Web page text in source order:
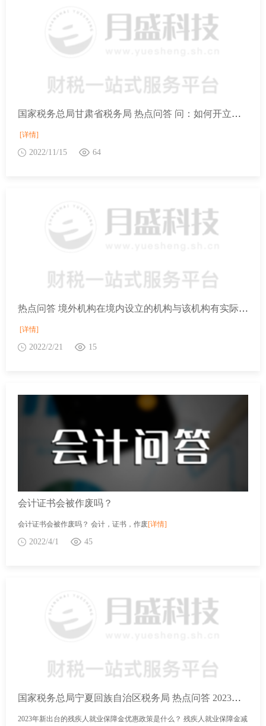
国家税务总局甘肃省税务局 热点问答 问：如何开立个人养老金资金账户？
[详情]
2022/11/15 64
热点问答 境外机构在境内设立的机构与该机构有实际联系的债券利息收入暂免征收企业所得税吗？
[详情]
2022/2/21 15
会计证书会被作废吗？
会计证书会被作废吗？ 会计，证书，作废[详情]
2022/4/1 45
国家税务总局宁夏回族自治区税务局 热点问答 2023年新出台的残疾人就业保障金优惠政策是什么？
2023年新出台的残疾人就业保障金优惠政策是什么？ 残疾人就业保障金减